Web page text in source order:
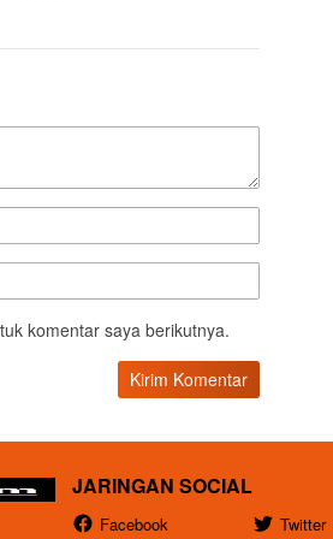
komentar saya berikutnya.
JARINGAN SOCIAL
Facebook Twitter